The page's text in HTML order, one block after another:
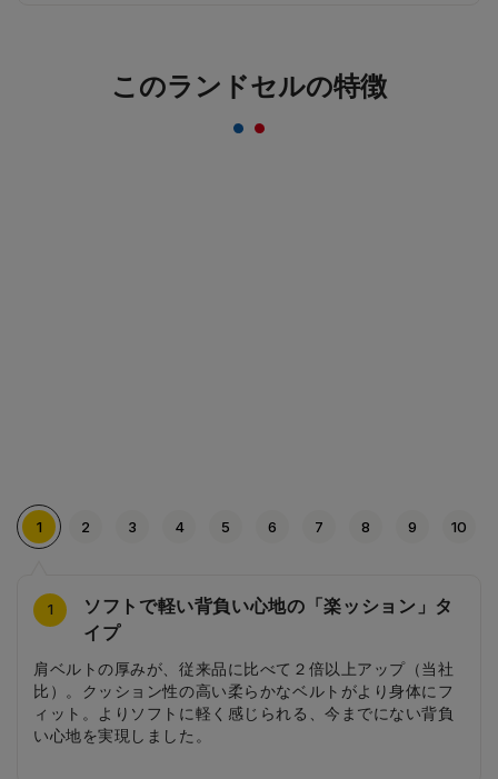
ピカッは素材の上に特殊加工を施すことにより、素材
このランドセルの特徴
1
ソフトで軽い背負い心地の「楽ッション」タ
イプ
肩ベルトの厚みが、従来品に比べて２倍以上アップ（当社
比）。クッション性の高い柔らかなベルトがより身体にフ
ィット。よりソフトに軽く感じられる、今までにない背負
い心地を実現しました。
2 レースをモチーフにしたライン
いました。サイドのデザインのさりげないポイントです。
3 ハート型のお花の刺繍
た。淡いカラーの刺繍が可憐さを演出します。
4 安ピカッ
のライトに反射してピカッと光る安ピカッを搭載。
5 清楚なカブセのデザイン
ます。
6 こだわりの軽量タイプ
面も充実させています。
7 かわいいブーケの刺繍
ました。チェックのリボンもポイントです。
8 小花柄の内装
ンドセルを開けたときにも可憐なイメージを演出します。
9 ハート型の引き手
ントです。
10 お花の刺繍が入った前ポケット
前ポケットです。
1 2 3 4 5 6 7 8 9 10